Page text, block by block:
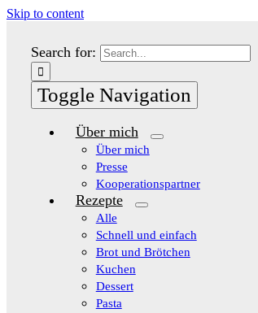
Skip to content
Search for:
Toggle Navigation
Über mich
Über mich
Presse
Kooperationspartner
Rezepte
Alle
Schnell und einfach
Brot und Brötchen
Kuchen
Dessert
Pasta